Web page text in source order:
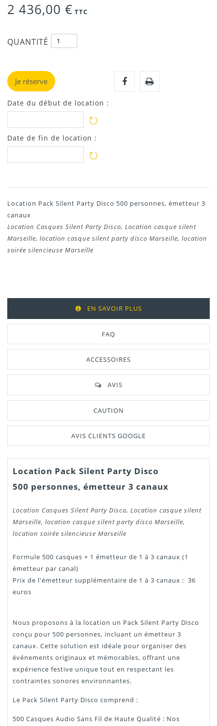
2 436,00 € TTC
QUANTITÉ
Je réserve
Date du début de location :
Date de fin de location :
Location Pack Silent Party Disco 500 personnes, émetteur 3
canaux
Location Casques Silent Party Disco, Location casque silent
Marseille, location casque silent party disco Marseille, location
soirée silencieuse Marseille
EN SAVOIR PLUS
FAQ
ACCESSOIRES
AVIS
CAUTION
AVIS CLIENTS GOOGLE
Location Pack Silent Party Disco
500 personnes, émetteur 3 canaux
Location Casques Silent Party Disco, Location casque silent
Marseille, location casque silent party disco Marseille,
location soirée silencieuse Marseille
Formule 500 casques + 1 émetteur de 1 à 3 canaux (1
émetteur par canal)
Prix de l'émetteur supplémentaire de 1 à 3 canaux : 36
euros
Nous proposons à la location un Pack Silent Party Disco
conçu pour 500 personnes, incluant un émetteur 3
canaux. Cette solution est idéale pour organiser des
événements originaux et mémorables, offrant une
expérience festive unique tout en respectant les
contraintes sonores environnantes.
Le Pack Silent Party Disco comprend :
500 Casques Audio Sans Fil de Haute Qualité : Nos